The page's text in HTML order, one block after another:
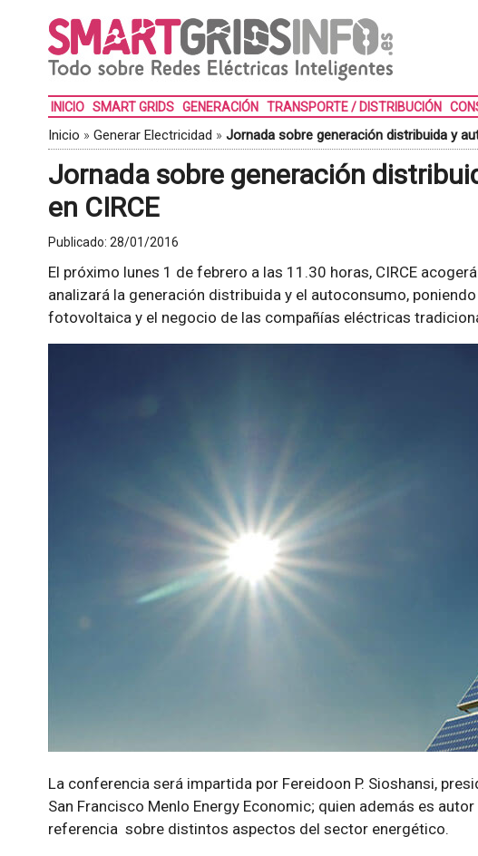
INICIO SMART GRIDS GENERACIÓN TRANSPORTE / DISTRIBUCIÓN
Inicio » Generar Electricidad » Jornada sobre generación distribuida y
Jornada sobre generación
en CIRCE
Publicado: 28/01/2016
El próximo lunes 1 de febrero a las 11.30 horas, CIRCE
analizará la generación distribuida y el autoconsumo,
fotovoltaica y el negocio de las compañías eléctricas
La conferencia será impartida por Fereidoon P. Sioshansi,
San Francisco Menlo Energy Economic; quien además es
referencia sobre distintos aspectos del sector energético.